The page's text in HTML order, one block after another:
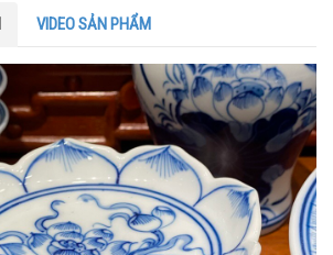
VIDEO SẢN PHẨM